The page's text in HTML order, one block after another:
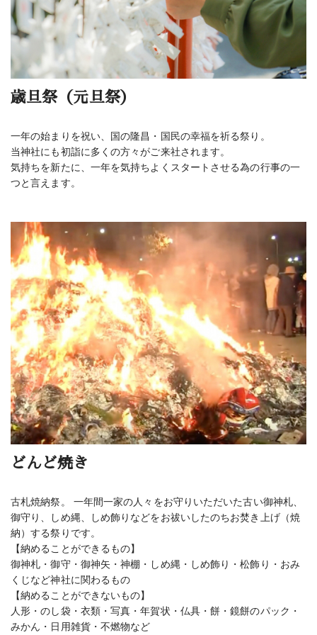
歳旦祭（元旦祭）
一年の始まりを祝い、国の隆昌・国民の幸福を祈る祭り。
当神社にも初詣に多くの方々がご来社されます。
気持ちを新たに、一年を気持ちよくスタートさせる為の行事の一
つと言えます。
どんど焼き
古札焼納祭。 一年間一家の人々をお守りいただいた古い御神札、
御守り、しめ縄、しめ飾りなどをお祓いしたのちお焚き上げ（焼
納）する祭りです。
【納めることができるもの】
御神札・御守・御神矢・神棚・しめ縄・しめ飾り・松飾り・おみ
くじなど神社に関わるもの
【納めることができないもの】
人形・のし袋・衣類・写真・年賀状・仏具・餅・鏡餅のパック・
みかん・日用雑貨・不燃物など